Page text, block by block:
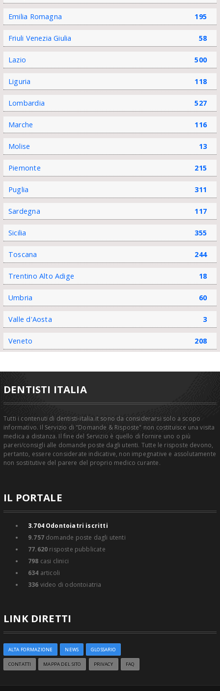
Emilia Romagna 195
Friuli Venezia Giulia 58
Lazio 500
Liguria 118
Lombardia 527
Marche 116
Molise 13
Piemonte 215
Puglia 311
Sardegna 117
Sicilia 355
Toscana 244
Trentino Alto Adige 18
Umbria 60
Valle d'Aosta 3
Veneto 208
DENTISTI ITALIA
Tutti i contenuti di dentisti-italia.it sono da considerarsi solo a scopo
informativo. Il Servizio di "Domande & Risposte" non costituisce una visita
medica a distanza. Il fine del Servizio è quello di fornire uno o più
pareri/consigli alle domande poste dagli utenti. Tutte le risposte devono,
pertanto, essere considerate indicative, non impegnative e assolutamente
non sostitutive del parere del proprio medico curante.
IL PORTALE
3.704Odontoiatri iscritti
9.757domande poste dagli utenti
77.620 risposte pubblicate
798 casi clinici
634 articoli
336 video di odontoiatria
LINK DIRETTI
ALTA FORMAZIONE NEWS GLOSSARIO
CONTATTI MAPPA DEL SITO PRIVACY FAQ